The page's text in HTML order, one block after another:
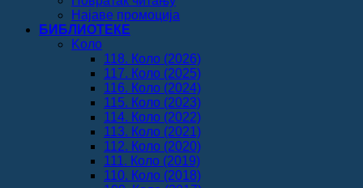
Најаве промоција
БИБЛИОТЕКЕ
Koло
118. Коло (2026)
117. Коло (2025)
116. Коло (2024)
115. Коло (2023)
114. Коло (2022)
113. Коло (2021)
112. Коло (2020)
111. Коло (2019)
110. Коло (2018)